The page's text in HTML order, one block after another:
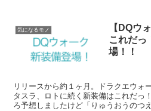
気になるモノ
【DQウ
これだっ
場！！
リリースから約１ヶ月。ドラクエウォ
タスラ、ロトに続く新装備はこれだっ！ 新装備の内容は！？ いろい
ろ予想しましたけど「りゅうおうのつ